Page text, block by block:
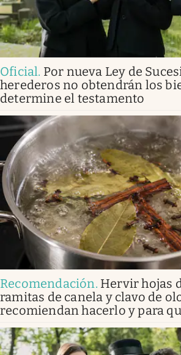
Oficial. Por nueva Ley de
herederos no obtendrán los
determine el testamento
Recomendación. Hervir hojas
ramitas de canela y clavo de
recomiendan hacerlo y para